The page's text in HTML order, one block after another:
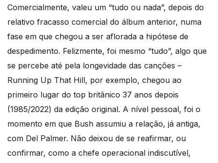
Comercialmente, valeu um “tudo ou nada”, depois do
relativo fracasso comercial do álbum anterior, numa
fase em que chegou a ser aflorada a hipótese de
despedimento. Felizmente, foi mesmo “tudo”, algo que
se percebe até pela longevidade das canções –
Running Up That Hill, por exemplo, chegou ao
primeiro lugar do top britânico 37 anos depois
(1985/2022) da edição original. A nível pessoal, foi o
momento em que Bush assumiu a relação, já antiga,
com Del Palmer. Não deixou de se reafirmar, ou
confirmar, como a chefe operacional indiscutível,